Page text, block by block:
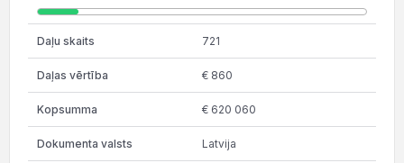
721
€ 860
€ 620 060
Latvija